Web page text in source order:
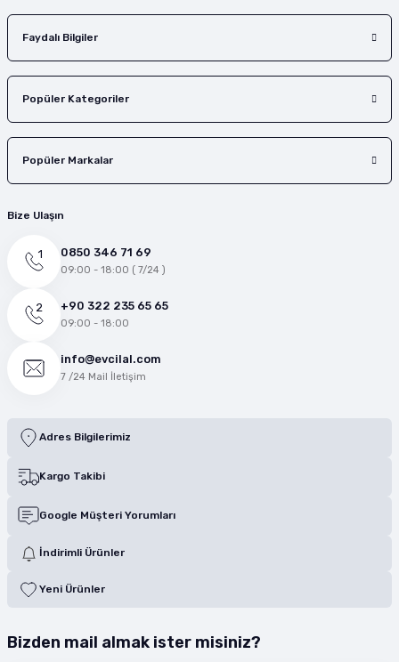
Faydalı Bilgiler
Popüler Kategoriler
Popüler Markalar
Bize Ulaşın
0850 346 71 69
09:00 - 18:00 ( 7/24 )
+90 322 235 65 65
09:00 - 18:00
info@evcilal.com
7 /24 Mail İletişim
Adres Bilgilerimiz
Kargo Takibi
Google Müşteri Yorumları
İndirimli Ürünler
Yeni Ürünler
Bizden mail almak ister misiniz?